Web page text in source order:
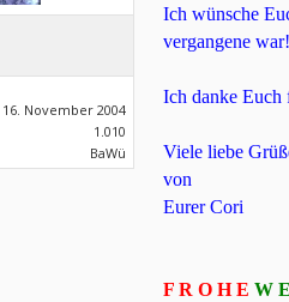
16. November 2004
1.010
BaWü
Ich wünsche
vergangene war!
Ich danke Euch
Viele liebe
von
Eurer Cori
F R O H E W